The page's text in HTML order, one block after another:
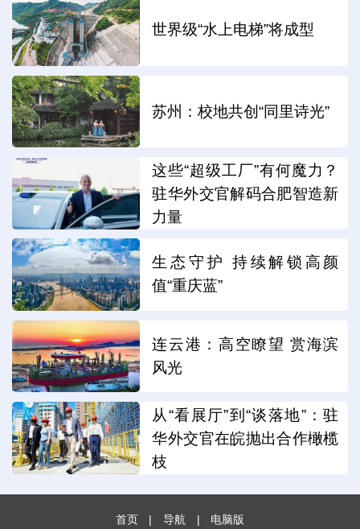
世界级“水上电梯”将成型
苏州：校地共创“同里诗光”
这些“超级工厂”有何魔力？
驻华外交官解码合肥智造新
力量
生态守护 持续解锁高颜
值“重庆蓝”
连云港：高空瞭望 赏海滨
风光
从“看展厅”到“谈落地”：驻
华外交官在皖抛出合作橄榄
枝
首页 | 导航 | 电脑版